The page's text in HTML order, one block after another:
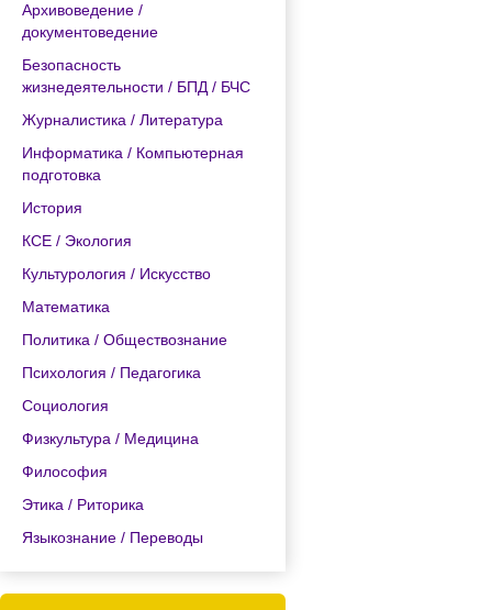
Архивоведение /
документоведение
Безопасность
жизнедеятельности / БПД / БЧС
Журналистика / Литература
Информатика / Компьютерная
подготовка
История
КСЕ / Экология
Культурология / Искусство
Математика
Политика / Обществознание
Психология / Педагогика
Социология
Физкультура / Медицина
Философия
Этика / Риторика
Языкознание / Переводы